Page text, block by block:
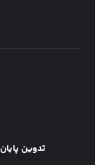
تدوین